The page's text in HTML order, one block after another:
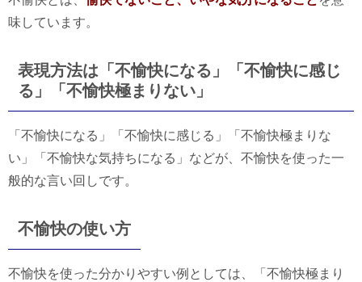
味しています。
表現方法は「不愉快になる」「不愉快に感じ
る」「不愉快極まりない」
「不愉快になる」「不愉快に感じる」「不愉快極まりな
い」「不愉快な気持ちになる」などが、不愉快を使った一
般的な言い回しです。
不愉快の使い方
不愉快を使った分かりやすい例としては、「不愉快極まり